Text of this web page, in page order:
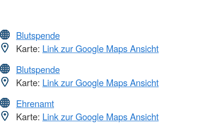
Blutspende
Karte: Link zur Google Maps Ansicht
Blutspende
Karte: Link zur Google Maps Ansicht
Ehrenamt
Karte: Link zur Google Maps Ansicht